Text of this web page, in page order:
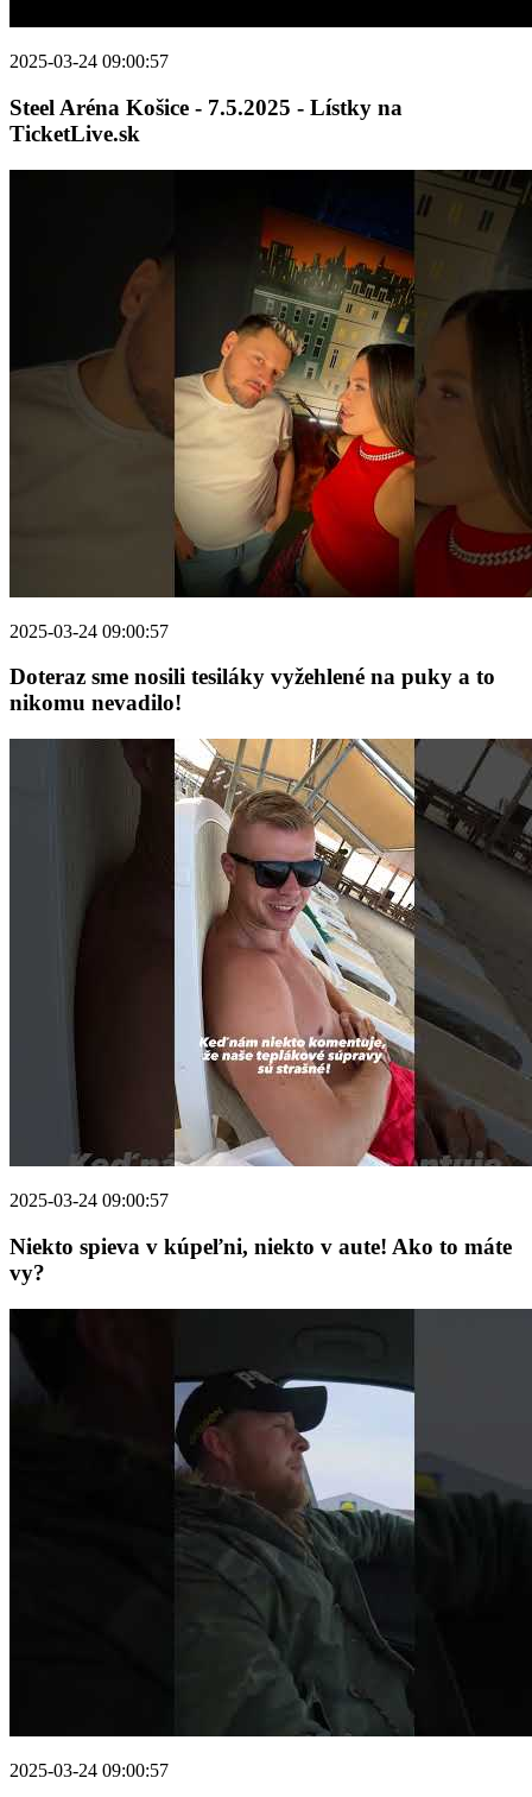
2025-03-24 09:00:57
Steel Aréna Košice - 7.5.2025 - Lístky na
TicketLive.sk
2025-03-24 09:00:57
Doteraz sme nosili tesiláky vyžehlené na puky a to
nikomu nevadilo!
2025-03-24 09:00:57
Niekto spieva v kúpeľni, niekto v aute! Ako to máte
vy?
2025-03-24 09:00:57